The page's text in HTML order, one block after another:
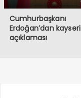
Cumhurbaşkanı
Erdoğan’dan kayseri
açıklaması